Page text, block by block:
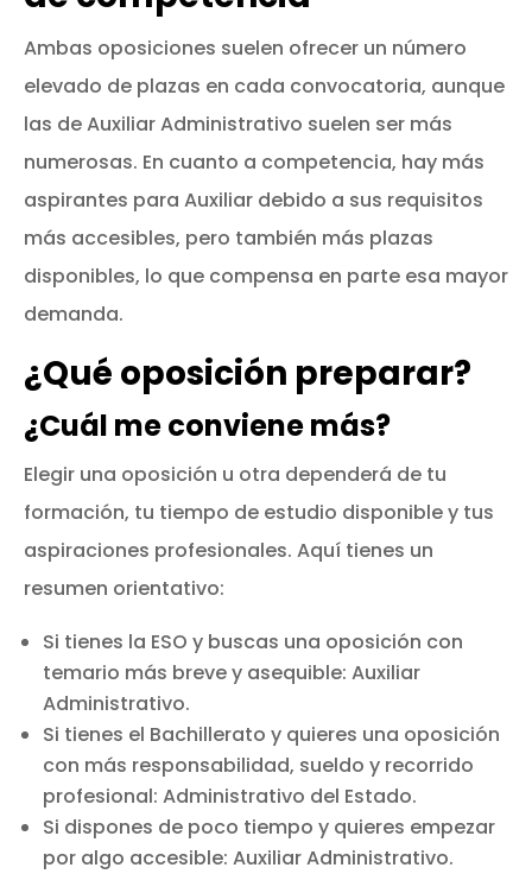
Ambas oposiciones suelen ofrecer un número
elevado de plazas en cada convocatoria, aunque
las de Auxiliar Administrativo suelen ser más
numerosas. En cuanto a competencia, hay más
aspirantes para Auxiliar debido a sus requisitos
más accesibles, pero también más plazas
disponibles, lo que compensa en parte esa mayor
demanda.
¿Qué oposición preparar?
¿Cuál me conviene más?
Elegir una oposición u otra dependerá de tu
formación, tu tiempo de estudio disponible y tus
aspiraciones profesionales. Aquí tienes un
resumen orientativo:
Si tienes la ESO y buscas una oposición con
temario más breve y asequible: Auxiliar
Administrativo.
Si tienes el Bachillerato y quieres una oposición
con más responsabilidad, sueldo y recorrido
profesional: Administrativo del Estado.
Si dispones de poco tiempo y quieres empezar
por algo accesible: Auxiliar Administrativo.